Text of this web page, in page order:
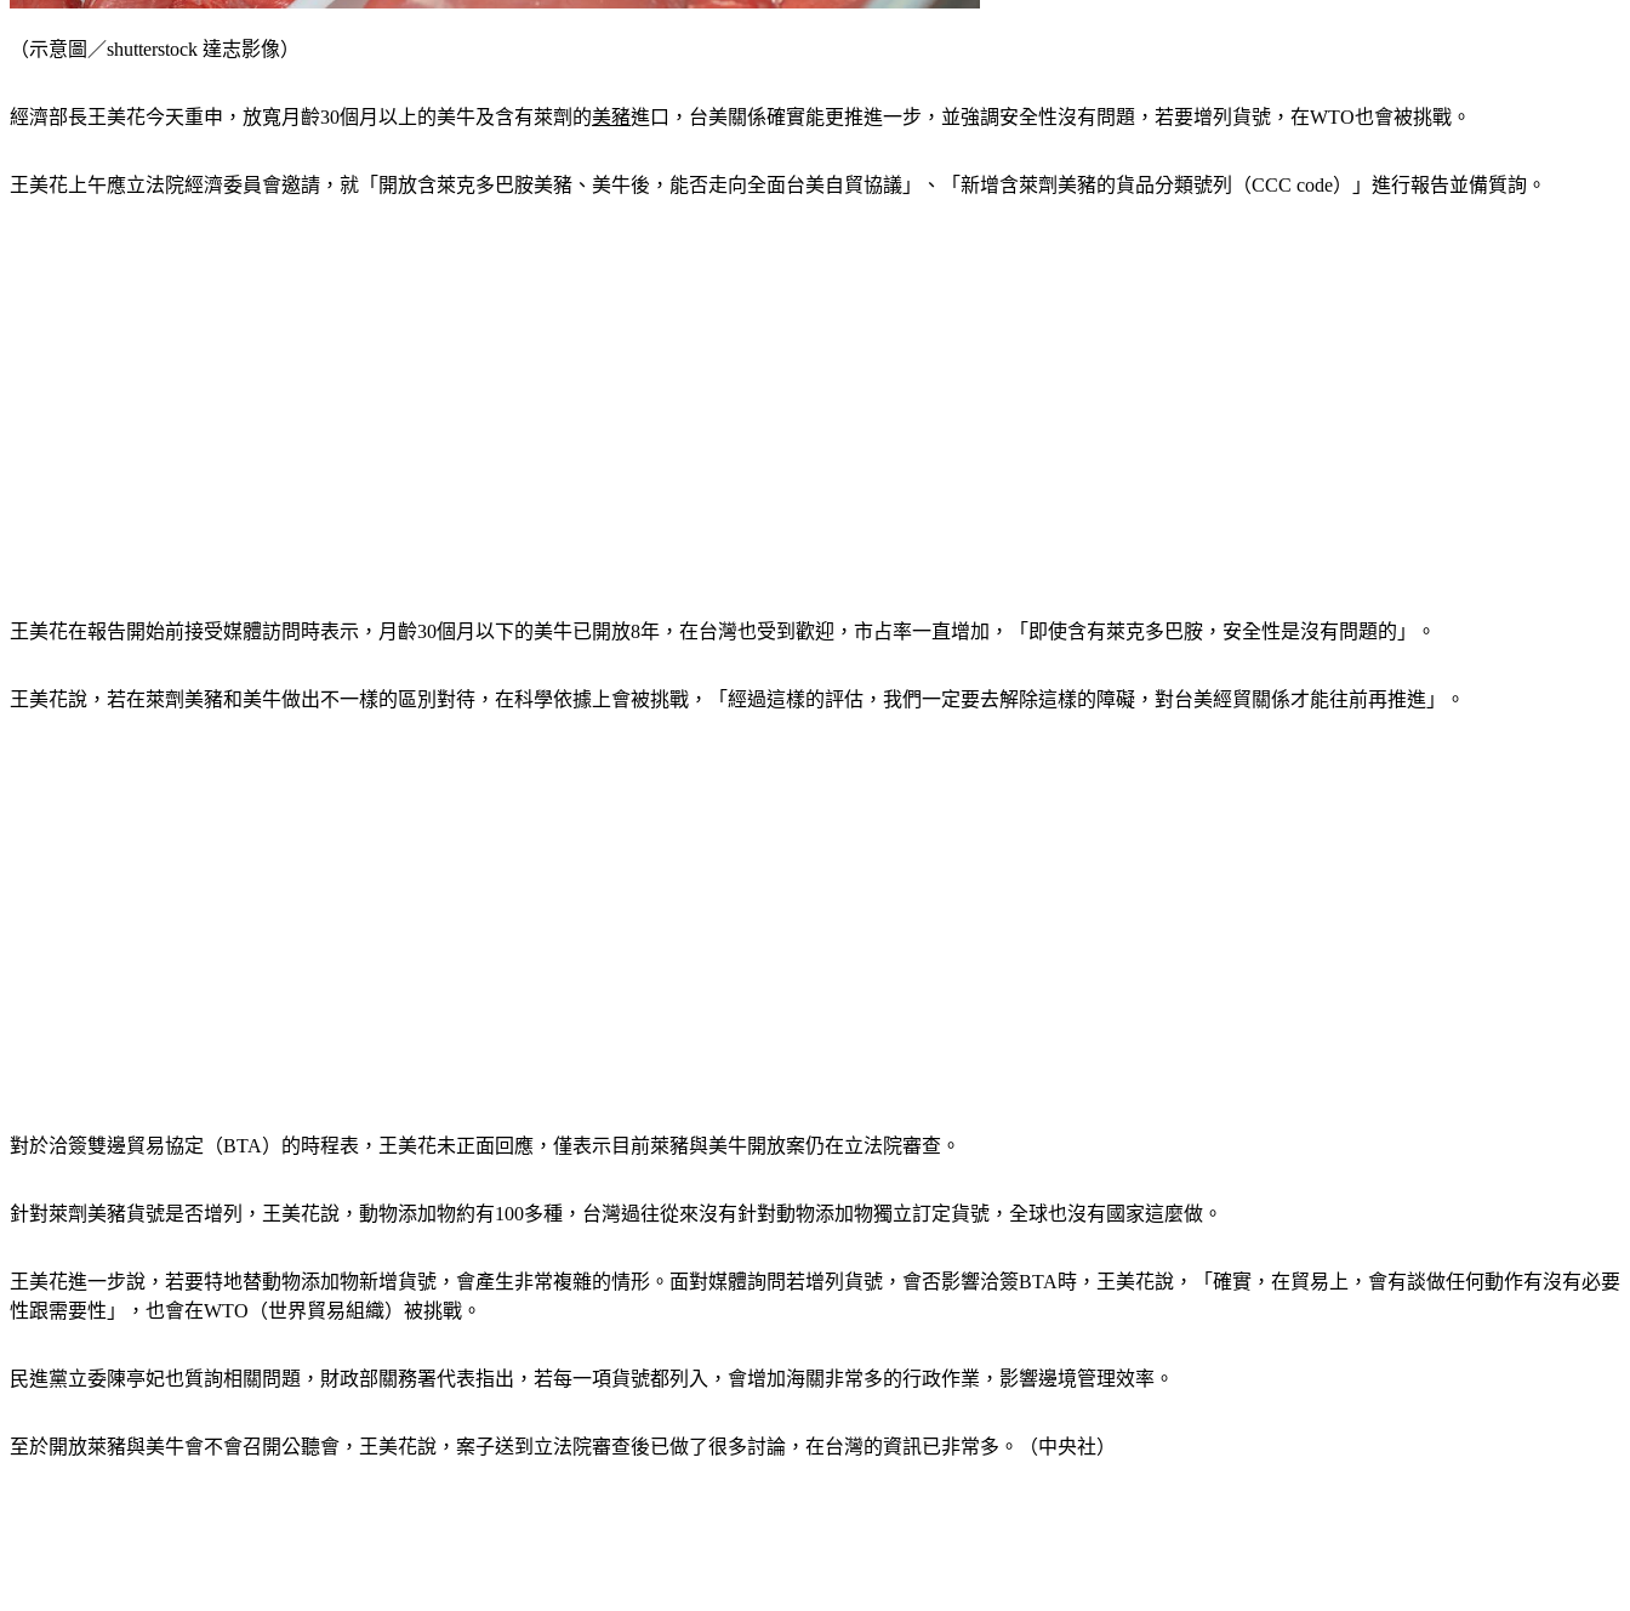
（示意圖／shutterstock 達志影像）
經濟部長王美花今天重申，放寬月齡30個月以上的美牛及含有萊劑的美豬進口，台美關係確實能更推進一步，並強調安全性沒有問題，若要增列貨號，在WTO也會被挑戰。
王美花上午應立法院經濟委員會邀請，就「開放含萊克多巴胺美豬、美牛後，能否走向全面台美自貿協議」、「新增含萊劑美豬的貨品分類號列（CCC code）」進行報告並備質詢。
王美花在報告開始前接受媒體訪問時表示，月齡30個月以下的美牛已開放8年，在台灣也受到歡迎，市占率一直增加，「即使含有萊克多巴胺，安全性是沒有問題的」。
王美花說，若在萊劑美豬和美牛做出不一樣的區別對待，在科學依據上會被挑戰，「經過這樣的評估，我們一定要去解除這樣的障礙，對台美經貿關係才能往前再推進」。
對於洽簽雙邊貿易協定（BTA）的時程表，王美花未正面回應，僅表示目前萊豬與美牛開放案仍在立法院審查。
針對萊劑美豬貨號是否增列，王美花說，動物添加物約有100多種，台灣過往從來沒有針對動物添加物獨立訂定貨號，全球也沒有國家這麼做。
王美花進一步說，若要特地替動物添加物新增貨號，會產生非常複雜的情形。面對媒體詢問若增列貨號，會否影響洽簽BTA時，王美花說，「確實，在貿易上，會有談做任何動作有沒有必要
性跟需要性」，也會在WTO（世界貿易組織）被挑戰。
民進黨立委陳亭妃也質詢相關問題，財政部關務署代表指出，若每一項貨號都列入，會增加海關非常多的行政作業，影響邊境管理效率。
至於開放萊豬與美牛會不會召開公聽會，王美花說，案子送到立法院審查後已做了很多討論，在台灣的資訊已非常多。（中央社）